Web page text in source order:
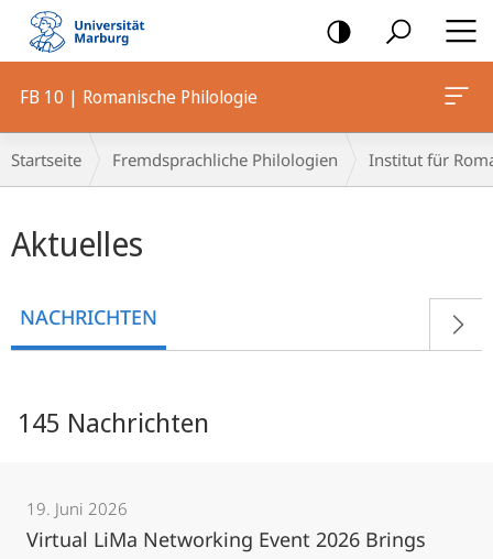
Mobile-
Navigation
FB 10 | Romanische Philologie
Breadcrumb-
Navigation
Startseite Fremdsprachliche Philologien Institut für
Aktuelles
NACHRICHTEN
145 Nachrichten
19. Juni 2026
Virtual LiMa Networking Event 2026 Brings